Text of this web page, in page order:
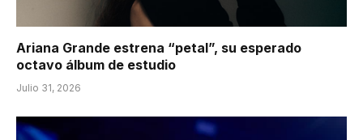
Ariana Grande estrena “petal”, su esperado
octavo álbum de estudio
Julio 31, 2026